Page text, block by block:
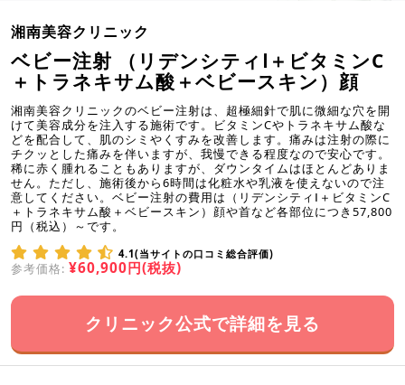
湘南美容クリニック
ベビー注射 （リデンシティⅠ＋ビタミンC
＋トラネキサム酸＋ベビースキン）顔
湘南美容クリニックのベビー注射は、超極細針で肌に微細な穴を開
けて美容成分を注入する施術です。ビタミンCやトラネキサム酸な
どを配合して、肌のシミやくすみを改善します。痛みは注射の際に
チクッとした痛みを伴いますが、我慢できる程度なので安心です。
稀に赤く腫れることもありますが、ダウンタイムはほとんどありま
せん。ただし、施術後から6時間は化粧水や乳液を使えないので注
意してください。ベビー注射の費用は（リデンシティⅠ＋ビタミンC
＋トラネキサム酸＋ベビースキン）顔や首など各部位につき57,800
円（税込）～です。
4.1(当サイトの口コミ総合評価)
参考価格: ¥60,900円(税抜)
クリニック公式で詳細を見る